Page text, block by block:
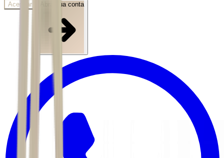
Acessar
Abra sua conta